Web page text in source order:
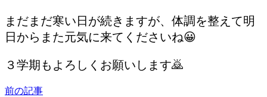
まだまだ寒い日が続きますが、体調を整えて明
日からまた元気に来てくださいね😀
３学期もよろしくお願いします🙇
前の記事